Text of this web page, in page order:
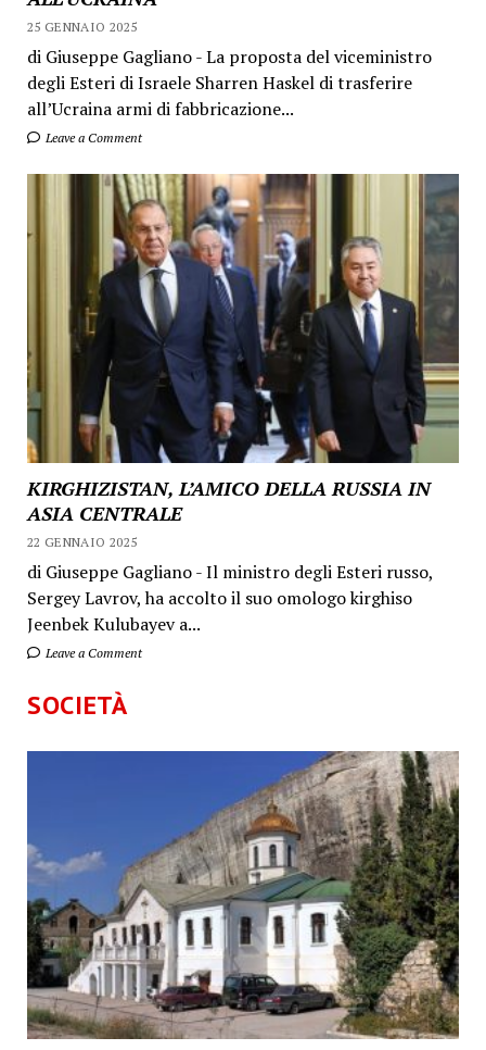
25 GENNAIO 2025
di Giuseppe Gagliano - La proposta del viceministro
degli Esteri di Israele Sharren Haskel di trasferire
all’Ucraina armi di fabbricazione...
Leave a Comment
KIRGHIZISTAN, L’AMICO DELLA RUSSIA IN
ASIA CENTRALE
22 GENNAIO 2025
di Giuseppe Gagliano - Il ministro degli Esteri russo,
Sergey Lavrov, ha accolto il suo omologo kirghiso
Jeenbek Kulubayev a...
Leave a Comment
SOCIETÀ